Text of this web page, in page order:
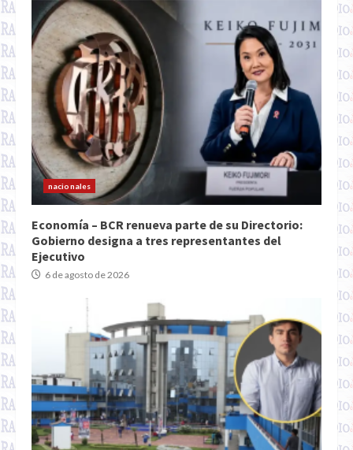
nacionales
Economía – BCR renueva parte de su Directorio:
Gobierno designa a tres representantes del
Ejecutivo
6 de agosto de 2026